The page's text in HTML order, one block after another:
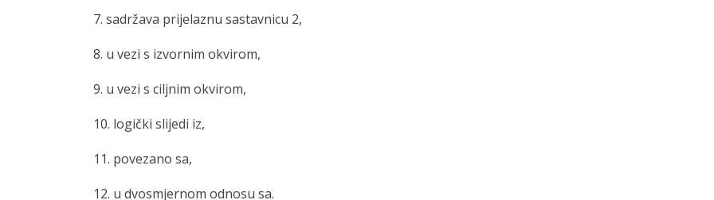
7. sadržava prijelaznu sastavnicu 2,
8. u vezi s izvornim okvirom,
9. u vezi s ciljnim okvirom,
10. logički slijedi iz,
11. povezano sa,
12. u dvosmjernom odnosu sa.